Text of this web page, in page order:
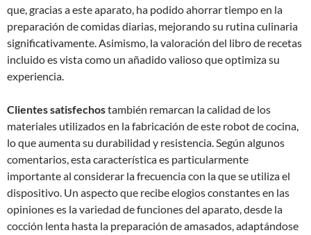
que, gracias a este aparato, ha podido ahorrar tiempo en la
preparación de comidas diarias, mejorando su rutina culinaria
significativamente. Asimismo, la valoración del libro de recetas
incluido es vista como un añadido valioso que optimiza su
experiencia.
Clientes satisfechostambién remarcan la calidad de los
materiales utilizados en la fabricación de este robot de cocina,
lo que aumenta su durabilidad y resistencia. Según algunos
comentarios, esta característica es particularmente
importante al considerar la frecuencia con la que se utiliza el
dispositivo. Un aspecto que recibe elogios constantes en las
opiniones es la variedad de funciones del aparato, desde la
cocción lenta hasta la preparación de amasados, adaptándose